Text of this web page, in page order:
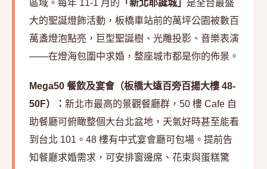
區域。每年 11-1 月的 「新北耶誕城」 是全台最盛
大的聖誕燈飾活動，板橋車站前的萬坪公園被數百
萬盞燈泡點亮，巨型聖誕樹、光雕投影、音樂表演
——在燈海包圍中求婚，整座城市都是你的佈景。
Mega50 餐飲及宴會（板橋大遠百旁百揚大樓 48-
50F）： 新北市最高的景觀餐廳群，50 樓 Cafe 自
助餐廳可俯瞰整個大台北盆地，天氣好時甚至能看
到台北 101。48 樓有中式宴會廳可包場。提前告
知餐廳求婚需求，可安排窗邊席、花束與蛋糕驚